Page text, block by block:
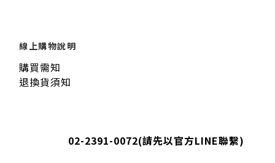
線上購物說明
購買需知
退換貨須知
02-2391-0072(請先以官方LINE聯繫)